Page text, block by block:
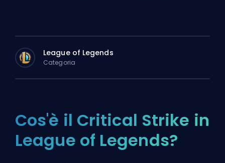
League of Legends
Categoria
Cos'è il Critical Strike in
League of Legends?